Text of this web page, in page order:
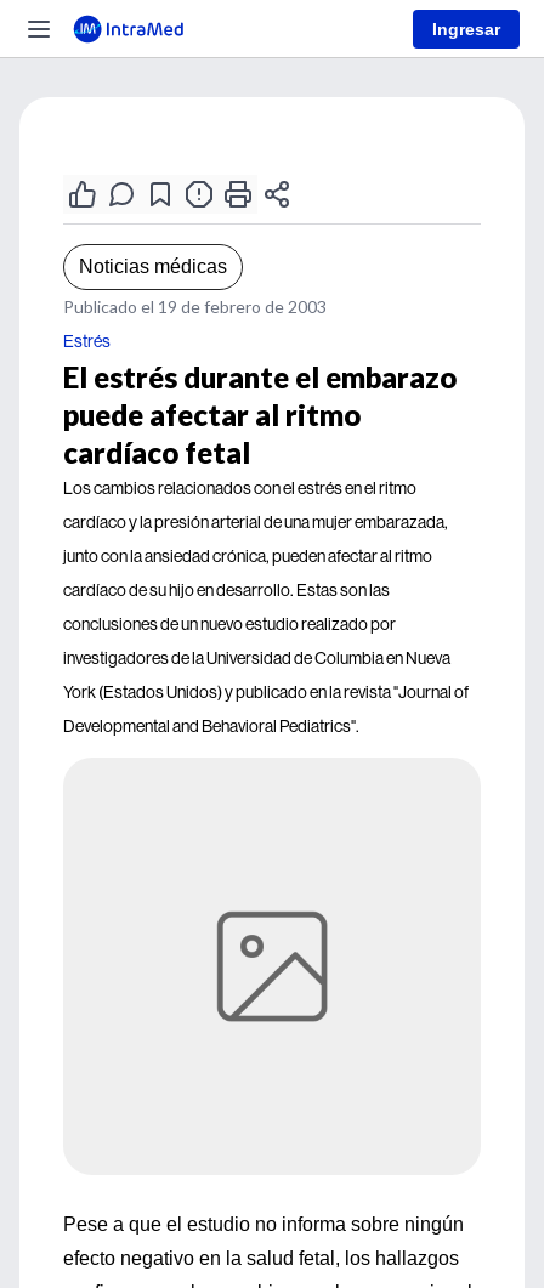
Ingresar
Noticias médicas
Publicado el 19 de febrero de 2003
Estrés
El estrés durante el embarazo
puede afectar al ritmo
cardíaco fetal
Los cambios relacionados con el estrés en el ritmo
cardíaco y la presión arterial de una mujer embarazada,
junto con la ansiedad crónica, pueden afectar al ritmo
cardíaco de su hijo en desarrollo. Estas son las
conclusiones de un nuevo estudio realizado por
investigadores de la Universidad de Columbia en Nueva
York (Estados Unidos) y publicado en la revista "Journal of
Developmental and Behavioral Pediatrics".
Pese a que el estudio no informa sobre ningún
efecto negativo en la salud fetal, los hallazgos